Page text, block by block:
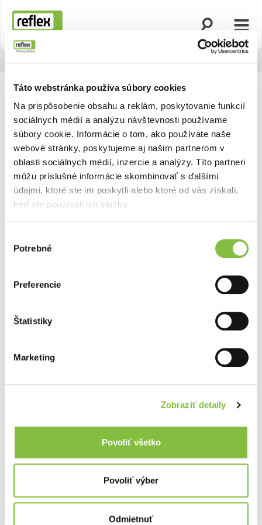
Táto webstránka používa súbory cookies
Na prispôsobenie obsahu a reklám, poskytovanie funkcií
sociálnych médií a analýzu návštevnosti používame
súbory cookie. Informácie o tom, ako používate naše
webové stránky, poskytujeme aj našim partnerom v
oblasti sociálnych médií, inzercie a analýzy. Títo partneri
môžu príslušné informácie skombinovať s ďalšími
údajmi, ktoré ste im poskytli alebo ktoré od vás získali,
keď ste používali ich služby.
súhlasu
Potrebné
Preferencie
Štatistiky
Marketing
Zobraziť detaily
Povoliť všetko
Povoliť výber
Odmietnuť
Domovská stránka
Otvoriť